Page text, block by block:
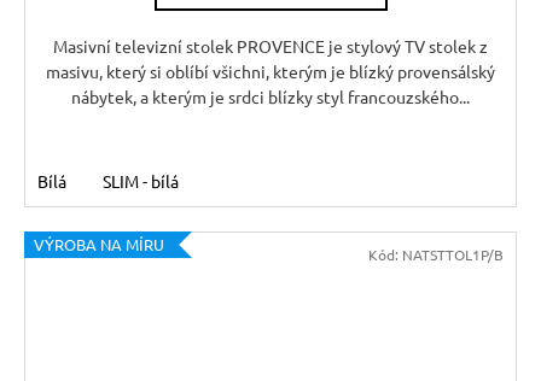
A
Masivní televizní stolek PROVENCE je stylový TV stolek z
masivu, který si oblíbí všichni, kterým je blízký provensálský
nábytek, a kterým je srdci blízky styl francouzského...
Bílá SLIM - bílá
VÝROBA NA MÍRU Kód: NATSTTOL1P/B